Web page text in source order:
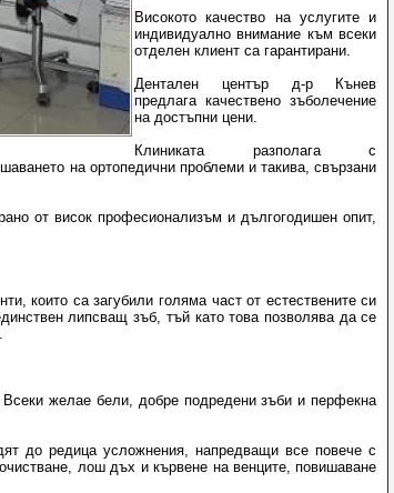
Високото качество на услугите и
индивидуално внимание към всеки
отделен клиент са гарантирани.
Дентален център д-р Кънев
предлага качествено зъболечение
на достъпни цени.
Клиниката разполага с
на ортопедични проблеми и такива, свързани
от висок професионализъм и дългогодишен опит,
които са загубили голяма част от естествените си
липсващ зъб, тъй като това позволява да се
Всеки желае бели, добре подредени зъби и перфекна
до редица усложнения, напредващи все повече с
лош дъх и кървене на венците, повишаване